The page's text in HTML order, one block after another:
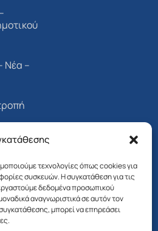
τεχνολογίες όπως cookies για
συσκευών. Η συγκατάθεση για τις
δεδομένα προσωπικού
αναγνωριστικά σε αυτόν τον
μπορεί να επηρεάσει
Νέα –